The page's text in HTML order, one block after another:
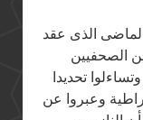
الذى عقد
من الصحفيين
تحديدا
وعبروا عن